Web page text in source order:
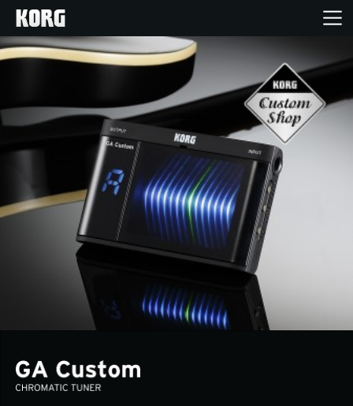
Accueil
Produits
Evénements
Support
Où acheter ?
News
Lieu